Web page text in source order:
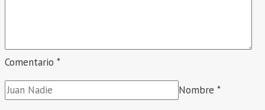
Comentario *
Nombre *